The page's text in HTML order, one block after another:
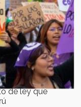
de ley que